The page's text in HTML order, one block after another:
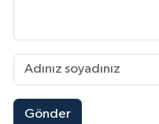
Gönder